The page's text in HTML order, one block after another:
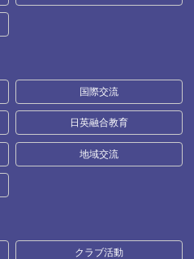
国際交流
日英融合教育
地域交流
クラブ活動